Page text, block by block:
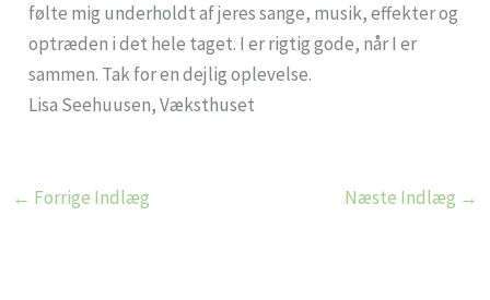
følte mig underholdt af jeres sange, musik, effekter og
optræden i det hele taget. I er rigtig gode, når I er
sammen. Tak for en dejlig oplevelse.
Lisa Seehuusen, Væksthuset
← Forrige Indlæg Næste Indlæg →